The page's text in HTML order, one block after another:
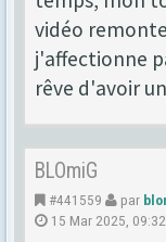
vidéo
j'affectionne
rêve d'avoir
BLOmiG
#441559 par
15 Mar 2025, 09:32